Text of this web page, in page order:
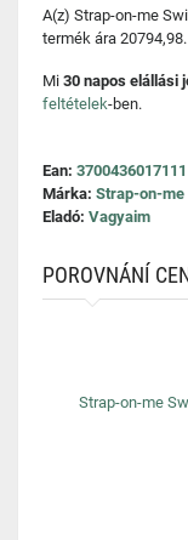
A(z) Strap-on-me
termék ára 20794,98.
Mi 30 napos elállási
feltételek-ben.
Ean: 3700436017111
Márka: Strap-on-me
Eladó: Vagyaim
POROVNÁNÍ
Strap-on-me